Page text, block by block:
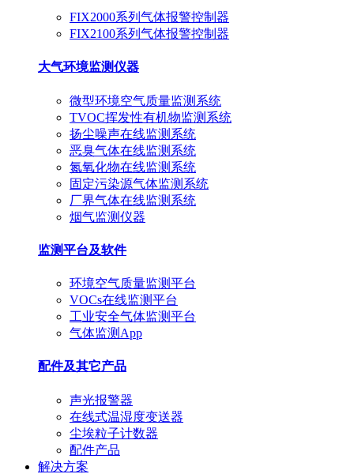
FIX2000系列气体报警控制器
FIX2100系列气体报警控制器
大气环境监测仪器
微型环境空气质量监测系统
TVOC挥发性有机物监测系统
扬尘噪声在线监测系统
恶臭气体在线监测系统
氮氧化物在线监测系统
固定污染源气体监测系统
厂界气体在线监测系统
烟气监测仪器
监测平台及软件
环境空气质量监测平台
VOCs在线监测平台
工业安全气体监测平台
气体监测App
配件及其它产品
声光报警器
在线式温湿度变送器
尘埃粒子计数器
配件产品
解决方案